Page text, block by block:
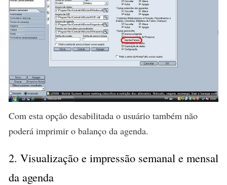
Com esta opção desabilitada o usuário também não
poderá imprimir o balanço da agenda.
2. Visualização e impressão semanal e mensal
da agenda